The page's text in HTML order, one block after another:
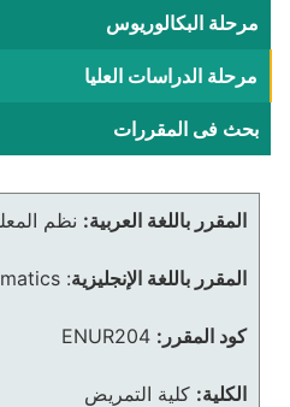
مرحلة البكالوريوس
مرحلة الدراسات العليا
بحث فى المقررات
المقرر باللغة العربية: نظم
المقرر باللغة الإنجليزية:
كود المقرر: ENUR204
الكلية: كلية التمريض